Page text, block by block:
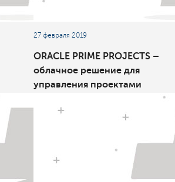
27 февраля 2019
ORACLE PRIME PROJECTS –
облачное решение для
управления проектами